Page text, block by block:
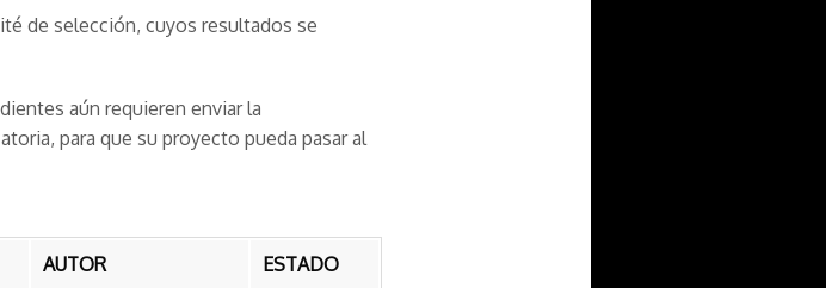
de selección, cuyos resultados se
aún requieren enviar la
para que su proyecto pueda pasar al
AUTOR ESTADO